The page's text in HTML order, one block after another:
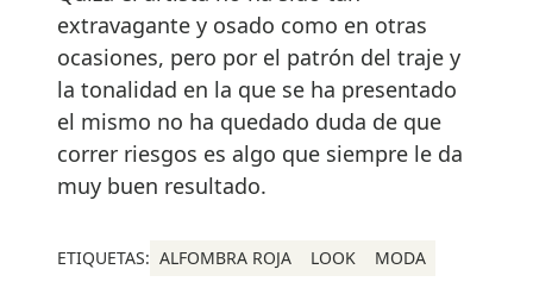
extravagante y osado como en otras
ocasiones, pero por el patrón del traje y
la tonalidad en la que se ha presentado
el mismo no ha quedado duda de que
correr riesgos es algo que siempre le da
muy buen resultado.
ETIQUETAS: ALFOMBRA ROJA LOOK MODA